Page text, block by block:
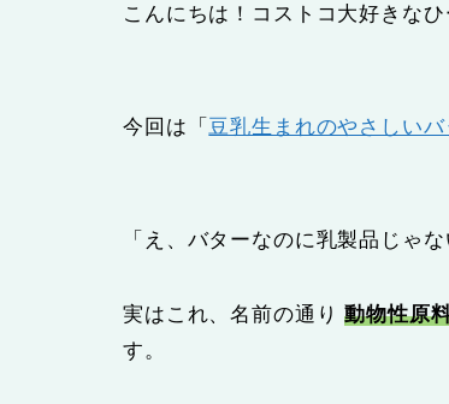
こんにちは！コストコ大好きな
今回は「 豆乳生まれのやさしい
「え、バターなのに乳製品じゃ
実はこれ、名前の通り動物性原
す。